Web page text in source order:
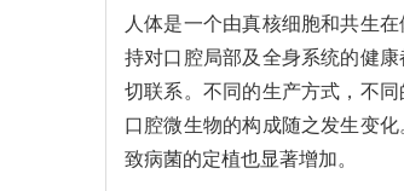
人体是一个由真核细胞和共生
持对口腔局部及全身系统的健
切联系。不同的生产方式，不
口腔微生物的构成随之发生变
致病菌的定植也显著增加。